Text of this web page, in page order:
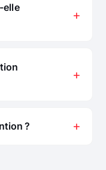
elle
?